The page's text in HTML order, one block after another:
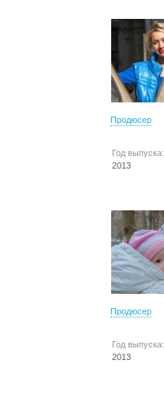
Продюсер
Год выпуска:
2013
Продюсер
Год выпуска:
2013